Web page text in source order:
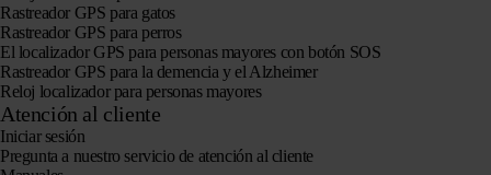
Rastreador GPS para gatos
Rastreador GPS para perros
El localizador GPS para personas mayores con botón SOS
Rastreador GPS para la demencia y el Alzheimer
Reloj localizador para personas mayores
Atención al cliente
Iniciar sesión
Pregunta a nuestro servicio de atención al cliente